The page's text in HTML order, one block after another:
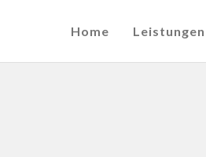
Home Leistungen